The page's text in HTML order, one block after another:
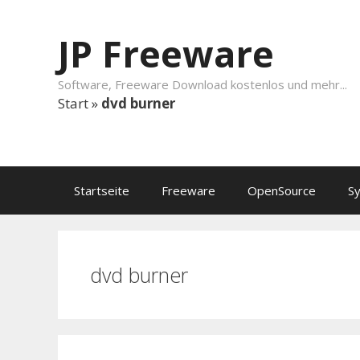
JP Freeware
Software, Freeware Download kostenlos und mehr...
Start» dvd burner
Startseite Freeware OpenSource
dvd burner